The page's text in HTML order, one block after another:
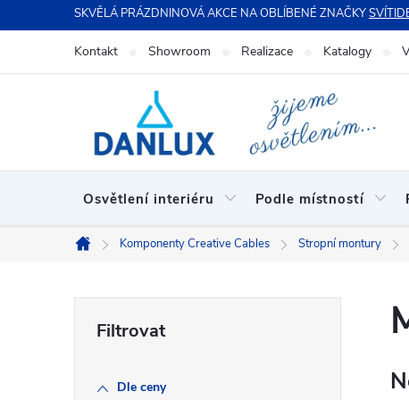
na
SKVĚLÁ PRÁZDNINOVÁ AKCE NA OBLÍBENÉ ZNAČKY
Kontakt Showroom Realizace Katalogy
Osvětlení interiéru Podle místností
Domů
Komponenty Creative Cables Stropní montury
Dle ceny